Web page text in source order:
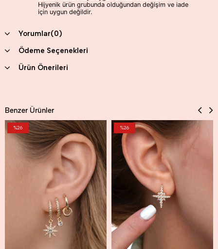
Hijyenik ürün grubunda olduğundan değişim ve iade
için uygun değildir.
Yorumlar(0)
Ödeme Seçenekleri
Ürün Önerileri
Benzer Ürünler
%26 %26